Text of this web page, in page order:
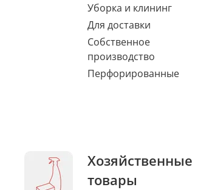
Уборка и клининг
Для доставки
Собственное
производство
Перфорированные
Хозяйственные
товары